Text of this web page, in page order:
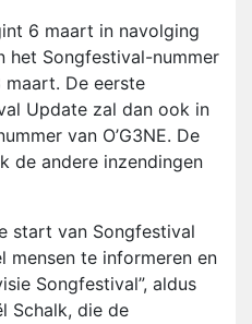
6 maart in navolging
het Songfestival-nummer
maart. De eerste
Update zal dan ook in
van O’G3NE. De
de andere inzendingen
start van Songfestival
mensen te informeren en
Songfestival”, aldus
Schalk, die de